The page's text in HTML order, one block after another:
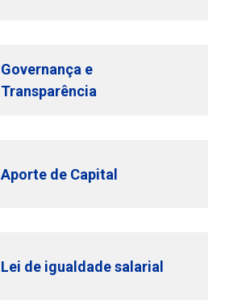
Governança e
Transparência
Aporte de Capital
Lei de igualdade salarial